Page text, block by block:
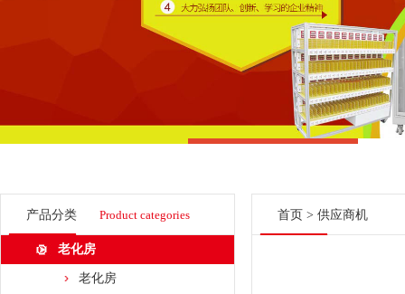
产品分类 Product categories
老化房
老化房
首页 > 供应商机